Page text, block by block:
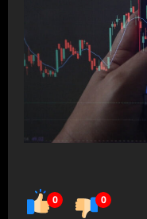
0 0